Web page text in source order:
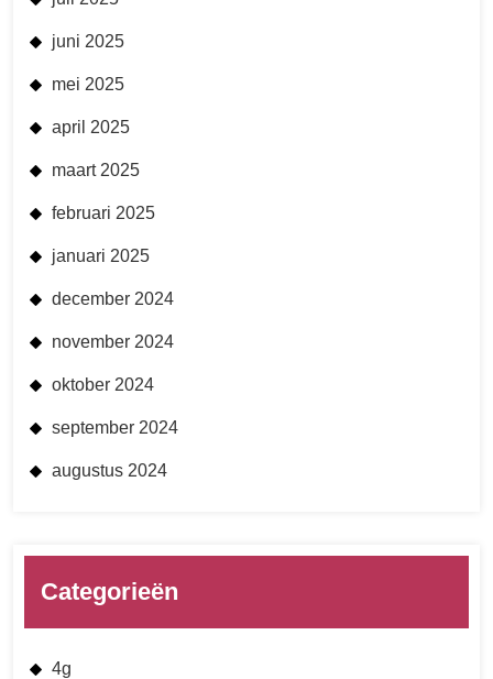
juni 2025
mei 2025
april 2025
maart 2025
februari 2025
januari 2025
december 2024
november 2024
oktober 2024
september 2024
augustus 2024
Categorieën
4g